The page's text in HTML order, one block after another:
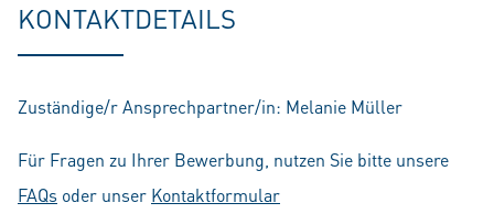
KONTAKTDETAILS
Zuständige/r Ansprechpartner/in: Melanie Müller
Für Fragen zu Ihrer Bewerbung, nutzen Sie bitte unsere
FAQs oder unser Kontaktformular